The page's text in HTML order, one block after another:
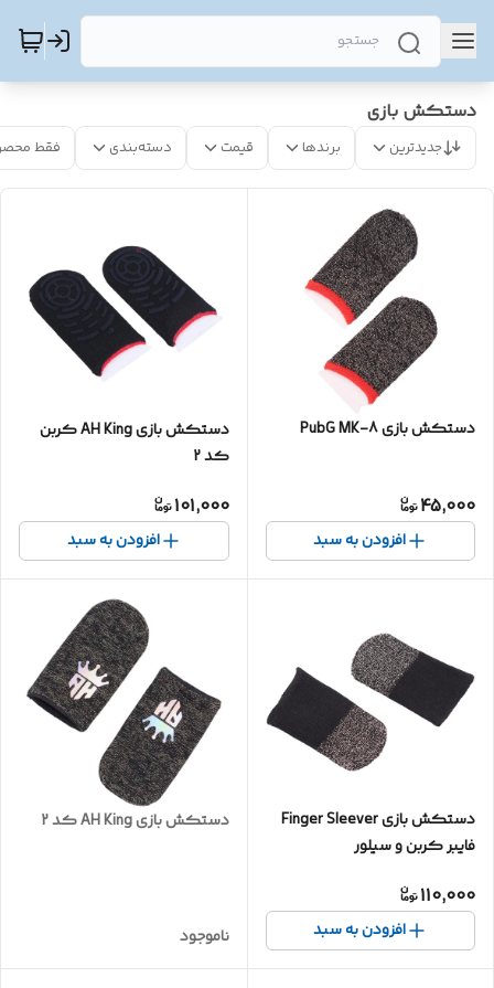
دستکش بازی
جدیدترین برندها قیمت دسته‌بندی فقط
دستکش بازی PubG MK-8
45,000
افزودن به سبد
دستکش بازی AH King کربن
کد 2
101,000
افزودن به سبد
دستکش بازی Finger Sleever
فایبر کربن و سیلور
110,000
افزودن به سبد
دستکش بازی AH King کد 2
ناموجود